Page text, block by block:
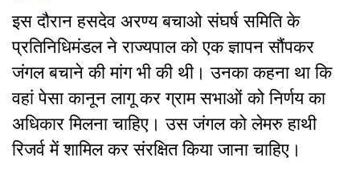
इस दौरान हसदेव अरण्य बचाओ संघर्ष समिति के
प्रतिनिधिमंडल ने राज्यपाल को एक ज्ञापन सौंपकर
जंगल बचाने की मांग भी की थी। उनका कहना था कि
वहां पेसा कानून लागू कर ग्राम सभाओं को निर्णय का
अधिकार मिलना चाहिए। उस जंगल को लेमरु हाथी
रिजर्व में शामिल कर संरक्षित किया जाना चाहिए।